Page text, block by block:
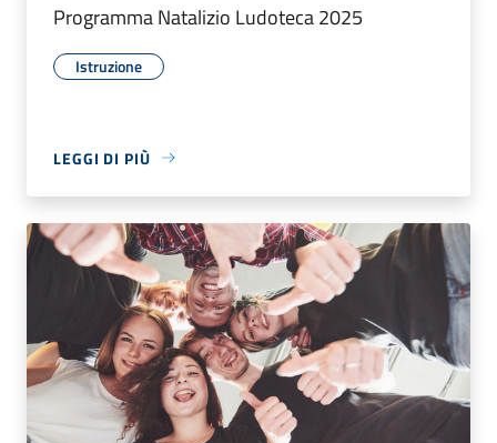
Programma Natalizio Ludoteca 2025
Istruzione
LEGGI DI PIÙ